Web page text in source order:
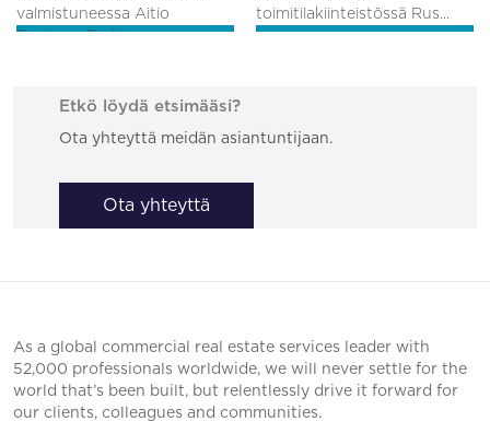
valmistuneessa Aitio
Business Parkiss...
toimitilakiinteistössä Rus...
Etkö löydä etsimääsi?
Ota yhteyttä meidän asiantuntijaan.
Ota yhteyttä
As a global commercial real estate services leader with
52,000 professionals worldwide, we will never settle for the
world that’s been built, but relentlessly drive it forward for
our clients, colleagues and communities.